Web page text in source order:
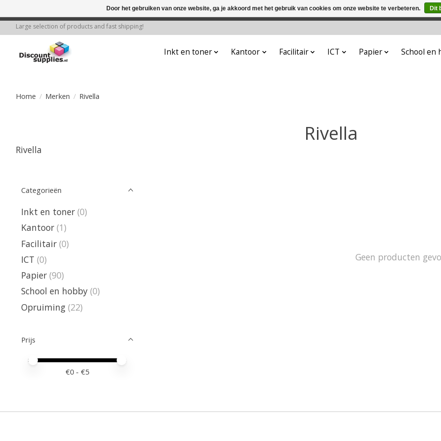
Large selection of products and fast shipping!
Inkt en toner Kantoor Facilitair ICT Papier School en
Home / Merken / Rivella
Rivella
Rivella
Categorieën
Inkt en toner (0)
Kantoor (1)
Facilitair (0)
ICT (0)
Papier (90)
School en hobby (0)
Opruiming (22)
Prijs
Minimale prijswaarde
Price maximum value
€0 - €5
Geen producten
Door het gebruiken van onze website, ga je akkoord met het gebruik van cookies om onze website te verbeteren. Dit
← Keer terug naar de backofficeDeze winkel is in aanbouw. Eventueel geplaatste orders zullen niet